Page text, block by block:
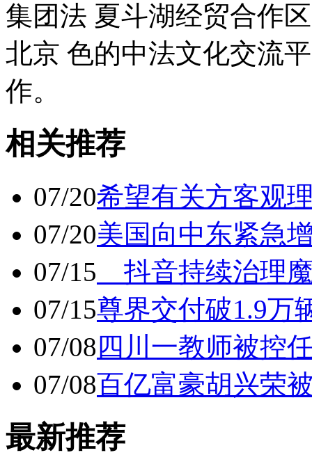
集团法 夏斗湖经贸合作
北京 色的中法文化交流
作。
相关推荐
07/20希望有关方客观
07/20美国向中东紧急
07/15 抖音持续治理
07/15尊界交付破1.9万
07/08 四川一教师被控
07/08百亿富豪胡兴荣
最新推荐